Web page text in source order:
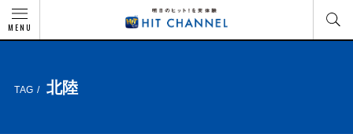
MENU
TAG / 北陸